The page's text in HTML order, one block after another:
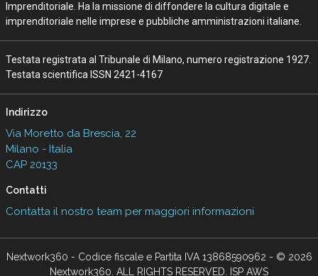
Imprenditoriale. Ha la missione di diffondere la cultura digitale e
imprenditoriale nelle imprese e pubbliche amministrazioni italiane.
Testata registrata al Tribunale di Milano, numero registrazione 1927.
Testata scientifica ISSN 2421-4167
Indirizzo
Via Moretto da Brescia, 22
Milano - Italia
CAP 20133
Contatti
Contatta il nostro team per maggiori informazioni
Nextwork360 - Codice fiscale e Partita IVA 13868590962 - © 2026
Nextwork360. ALL RIGHTS RESERVED. ISP AWS